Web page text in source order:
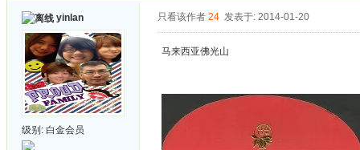
yinlan
级别: 白金会员
只看该作者 24 发表于: 2014-01-20
马来西亚佛光山